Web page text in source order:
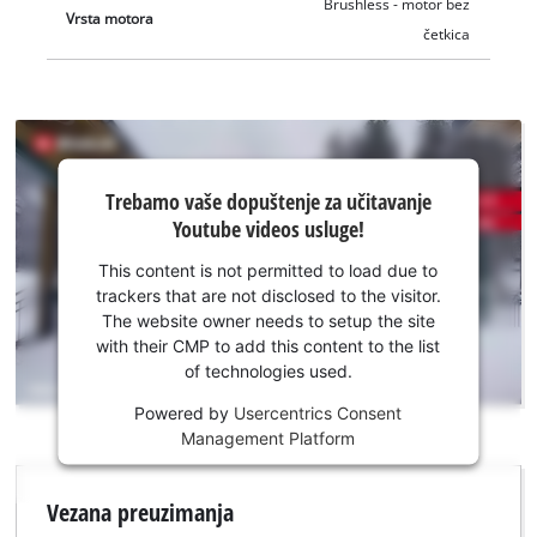
Vrsta motora
Brushless - motor bez
četkica
Trebamo
vaše
za
učitavanje
usluge!
content
not
Trebamo vaše dopuštenje za učitavanje
Youtube videos usluge!
This content is not permitted to load due to
trackers that are not disclosed to the visitor.
The website owner needs to setup the site
with their CMP to add this content to the list
of technologies used.
Powered by Usercentrics Consent
Management Platform
Vezana preuzimanja